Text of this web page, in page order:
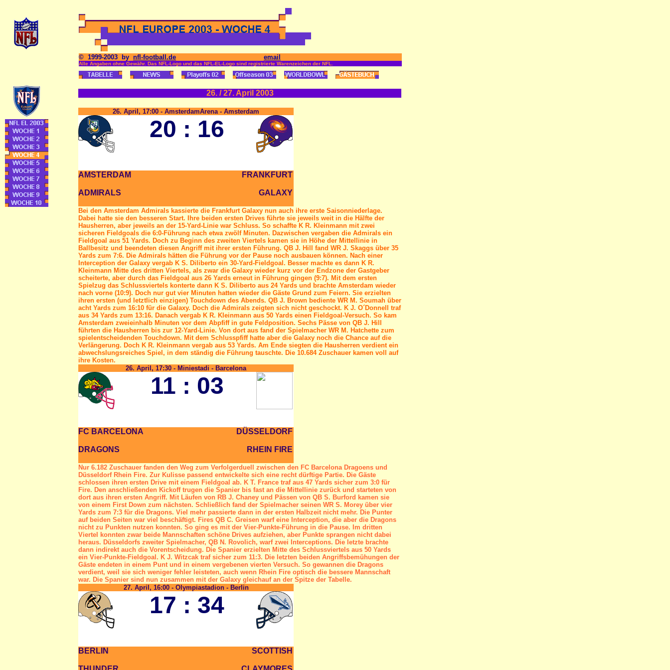
© 1999-2003 by nfl-football.de email
Alle Angaben ohne Gewähr. Das NFL-Logo und das NFL-EL-Logo sind registrierte Warenzeichen der NFL.
26. / 27. April 2003
26. April, 17:00 - AmsterdamArena - Amsterdam
20 : 16
AMSTERDAM FRANKFURT
ADMIRALS GALAXY
Bei den Amsterdam Admirals kassierte die Frankfurt Galaxy nun auch ihre erste Saisonniederlage.
Dabei hatte sie den besseren Start. Ihre beiden ersten Drives führte sie jeweils weit in die Hälfte der
Hausherren, aber jeweils an der 15-Yard-Linie war Schluss. So schaffte K R. Kleinmann mit zwei
sicheren Fieldgoals die 6:0-Führung nach etwa zwölf Minuten. Dazwischen vergaben die Admirals ein
Fieldgoal aus 51 Yards. Doch zu Beginn des zweiten Viertels kamen sie in Höhe der Mittellinie in
Ballbesitz und beendeten diesen Angriff mit ihrer ersten Führung. QB J. Hill fand WR J. Skaggs über 35
Yards zum 7:6. Die Admirals hätten die Führung vor der Pause noch ausbauen können. Nach einer
Interception der Galaxy vergab K S. Diliberto ein 30-Yard-Fieldgoal. Besser machte es dann K R.
Kleinmann Mitte des dritten Viertels, als zwar die Galaxy wieder kurz vor der Endzone der Gastgeber
scheiterte, aber durch das Fieldgoal aus 26 Yards erneut in Führung gingen (9:7). Mit dem ersten
Spielzug das Schlussviertels konterte dann K S. Diliberto aus 24 Yards und brachte Amsterdam wieder
nach vorne (10:9). Doch nur gut vier Minuten hatten wieder die Gäste Grund zum Feiern. Sie erzielten
ihren ersten (und letztlich einzigen) Touchdown des Abends. QB J. Brown bediente WR M. Soumah über
acht Yards zum 16:10 für die Galaxy. Doch die Admirals zeigten sich nicht geschockt. K J. O´Donnell traf
aus 34 Yards zum 13:16. Danach vergab K R. Kleinmann aus 50 Yards einen Fieldgoal-Versuch. So kam
Amsterdam zweieinhalb Minuten vor dem Abpfiff in gute Feldposition. Sechs Pässe von QB J. Hill
führten die Hausherren bis zur 12-Yard-Linie. Von dort aus fand der Spielmacher WR M. Hatchette zum
spielentscheidenden Touchdown. Mit dem Schlusspfiff hatte aber die Galaxy noch die Chance auf die
Verlängerung. Doch K R. Kleinmann vergab aus 53 Yards. Am Ende siegten die Hausherren verdient ein
abwechslungsreiches Spiel, in dem ständig die Führung tauschte. Die 10.684 Zuschauer kamen voll auf
ihre Kosten.
26. April, 17:30 - Miniestadi - Barcelona
11 : 03
FC BARCELONA DÜSSELDORF
DRAGONS RHEIN FIRE
Nur 6.182 Zuschauer fanden den Weg zum Verfolgerduell zwischen den FC Barcelona Dragoens und
Düsseldorf Rhein Fire. Zur Kulisse passend entwickelte sich eine recht dürftige Partie. Die Gäste
schlossen ihren ersten Drive mit einem Fieldgoal ab. K T. France traf aus 47 Yards sicher zum 3:0 für
Fire. Den anschließenden Kickoff trugen die Spanier bis fast an die Mittellinie zurück und starteten von
dort aus ihren ersten Angriff. Mit Läufen von RB J. Chaney und Pässen von QB S. Burford kamen sie
von einem First Down zum nächsten. Schließlich fand der Spielmacher seinen WR S. Morey über vier
Yards zum 7:3 für die Dragons. Viel mehr passierte dann in der ersten Halbzeit nicht mehr. Die Punter
auf beiden Seiten war viel beschäftigt. Fires QB C. Greisen warf eine Interception, die aber die Dragons
nicht zu Punkten nutzen konnten. So ging es mit der Vier-Punkte-Führung in die Pause. Im dritten
Viertel konnten zwar beide Mannschaften schöne Drives aufziehen, aber Punkte sprangen nicht dabei
heraus. Düsseldorfs zweiter Spielmacher, QB N. Rovolich, warf zwei Interceptions. Die letzte brachte
dann indirekt auch die Vorentscheidung. Die Spanier erzielten Mitte des Schlussviertels aus 50 Yards
ein Vier-Punkte-Fieldgoal. K J. Witzcak traf sicher zum 11:3. Die letzten beiden Angriffsbemühungen der
Gäste endeten in einem Punt und in einem vergebenen vierten Versuch. So gewannen die Dragons
verdient, weil sie sich weniger fehler leisteten, auch wenn Rhein Fire optisch die bessere Mannschaft
war. Die Spanier sind nun zusammen mit der Galaxy gleichauf an der Spitze der Tabelle.
27. April, 16:00 - Olympiastadion - Berlin
17 : 34
BERLIN SCOTTISH